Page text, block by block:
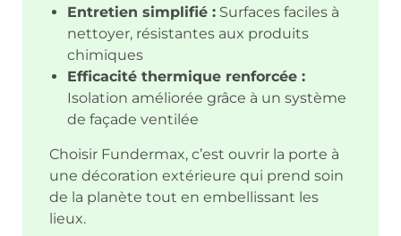
Entretien simplifié : Surfaces faciles à
nettoyer, résistantes aux produits
chimiques
Efficacité thermique renforcée :
Isolation améliorée grâce à un système
de façade ventilée
Choisir Fundermax, c’est ouvrir la porte à
une décoration extérieure qui prend soin
de la planète tout en embellissant les
lieux.